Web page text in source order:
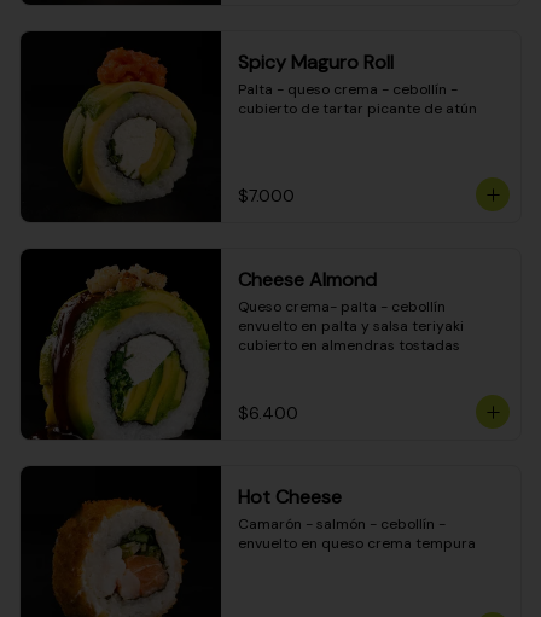
Spicy Maguro Roll
Palta - queso crema - cebollín -
cubierto de tartar picante de atún
$7.000
Cheese Almond
Queso crema- palta - cebollín
envuelto en palta y salsa teriyaki
cubierto en almendras tostadas
$6.400
Hot Cheese
Camarón - salmón - cebollín -
envuelto en queso crema tempura